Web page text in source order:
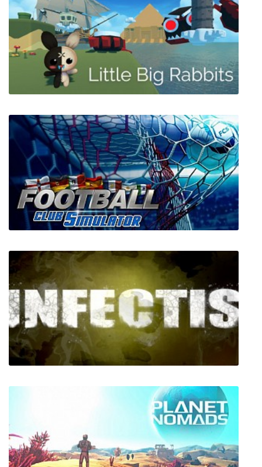
C.Q.C. - Close Quarters Combat
Little Big Rabbits
Football Club Simulator 20